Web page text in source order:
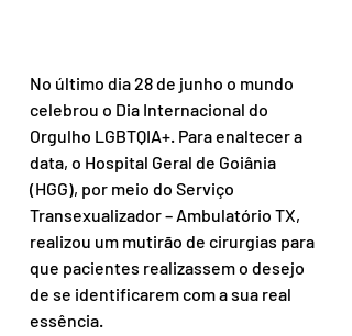
No último dia 28 de junho o mundo
celebrou o Dia Internacional do
Orgulho LGBTQIA+. Para enaltecer a
data, o Hospital Geral de Goiânia
(HGG), por meio do Serviço
Transexualizador – Ambulatório TX,
realizou um mutirão de cirurgias para
que pacientes realizassem o desejo
de se identificarem com a sua real
essência.